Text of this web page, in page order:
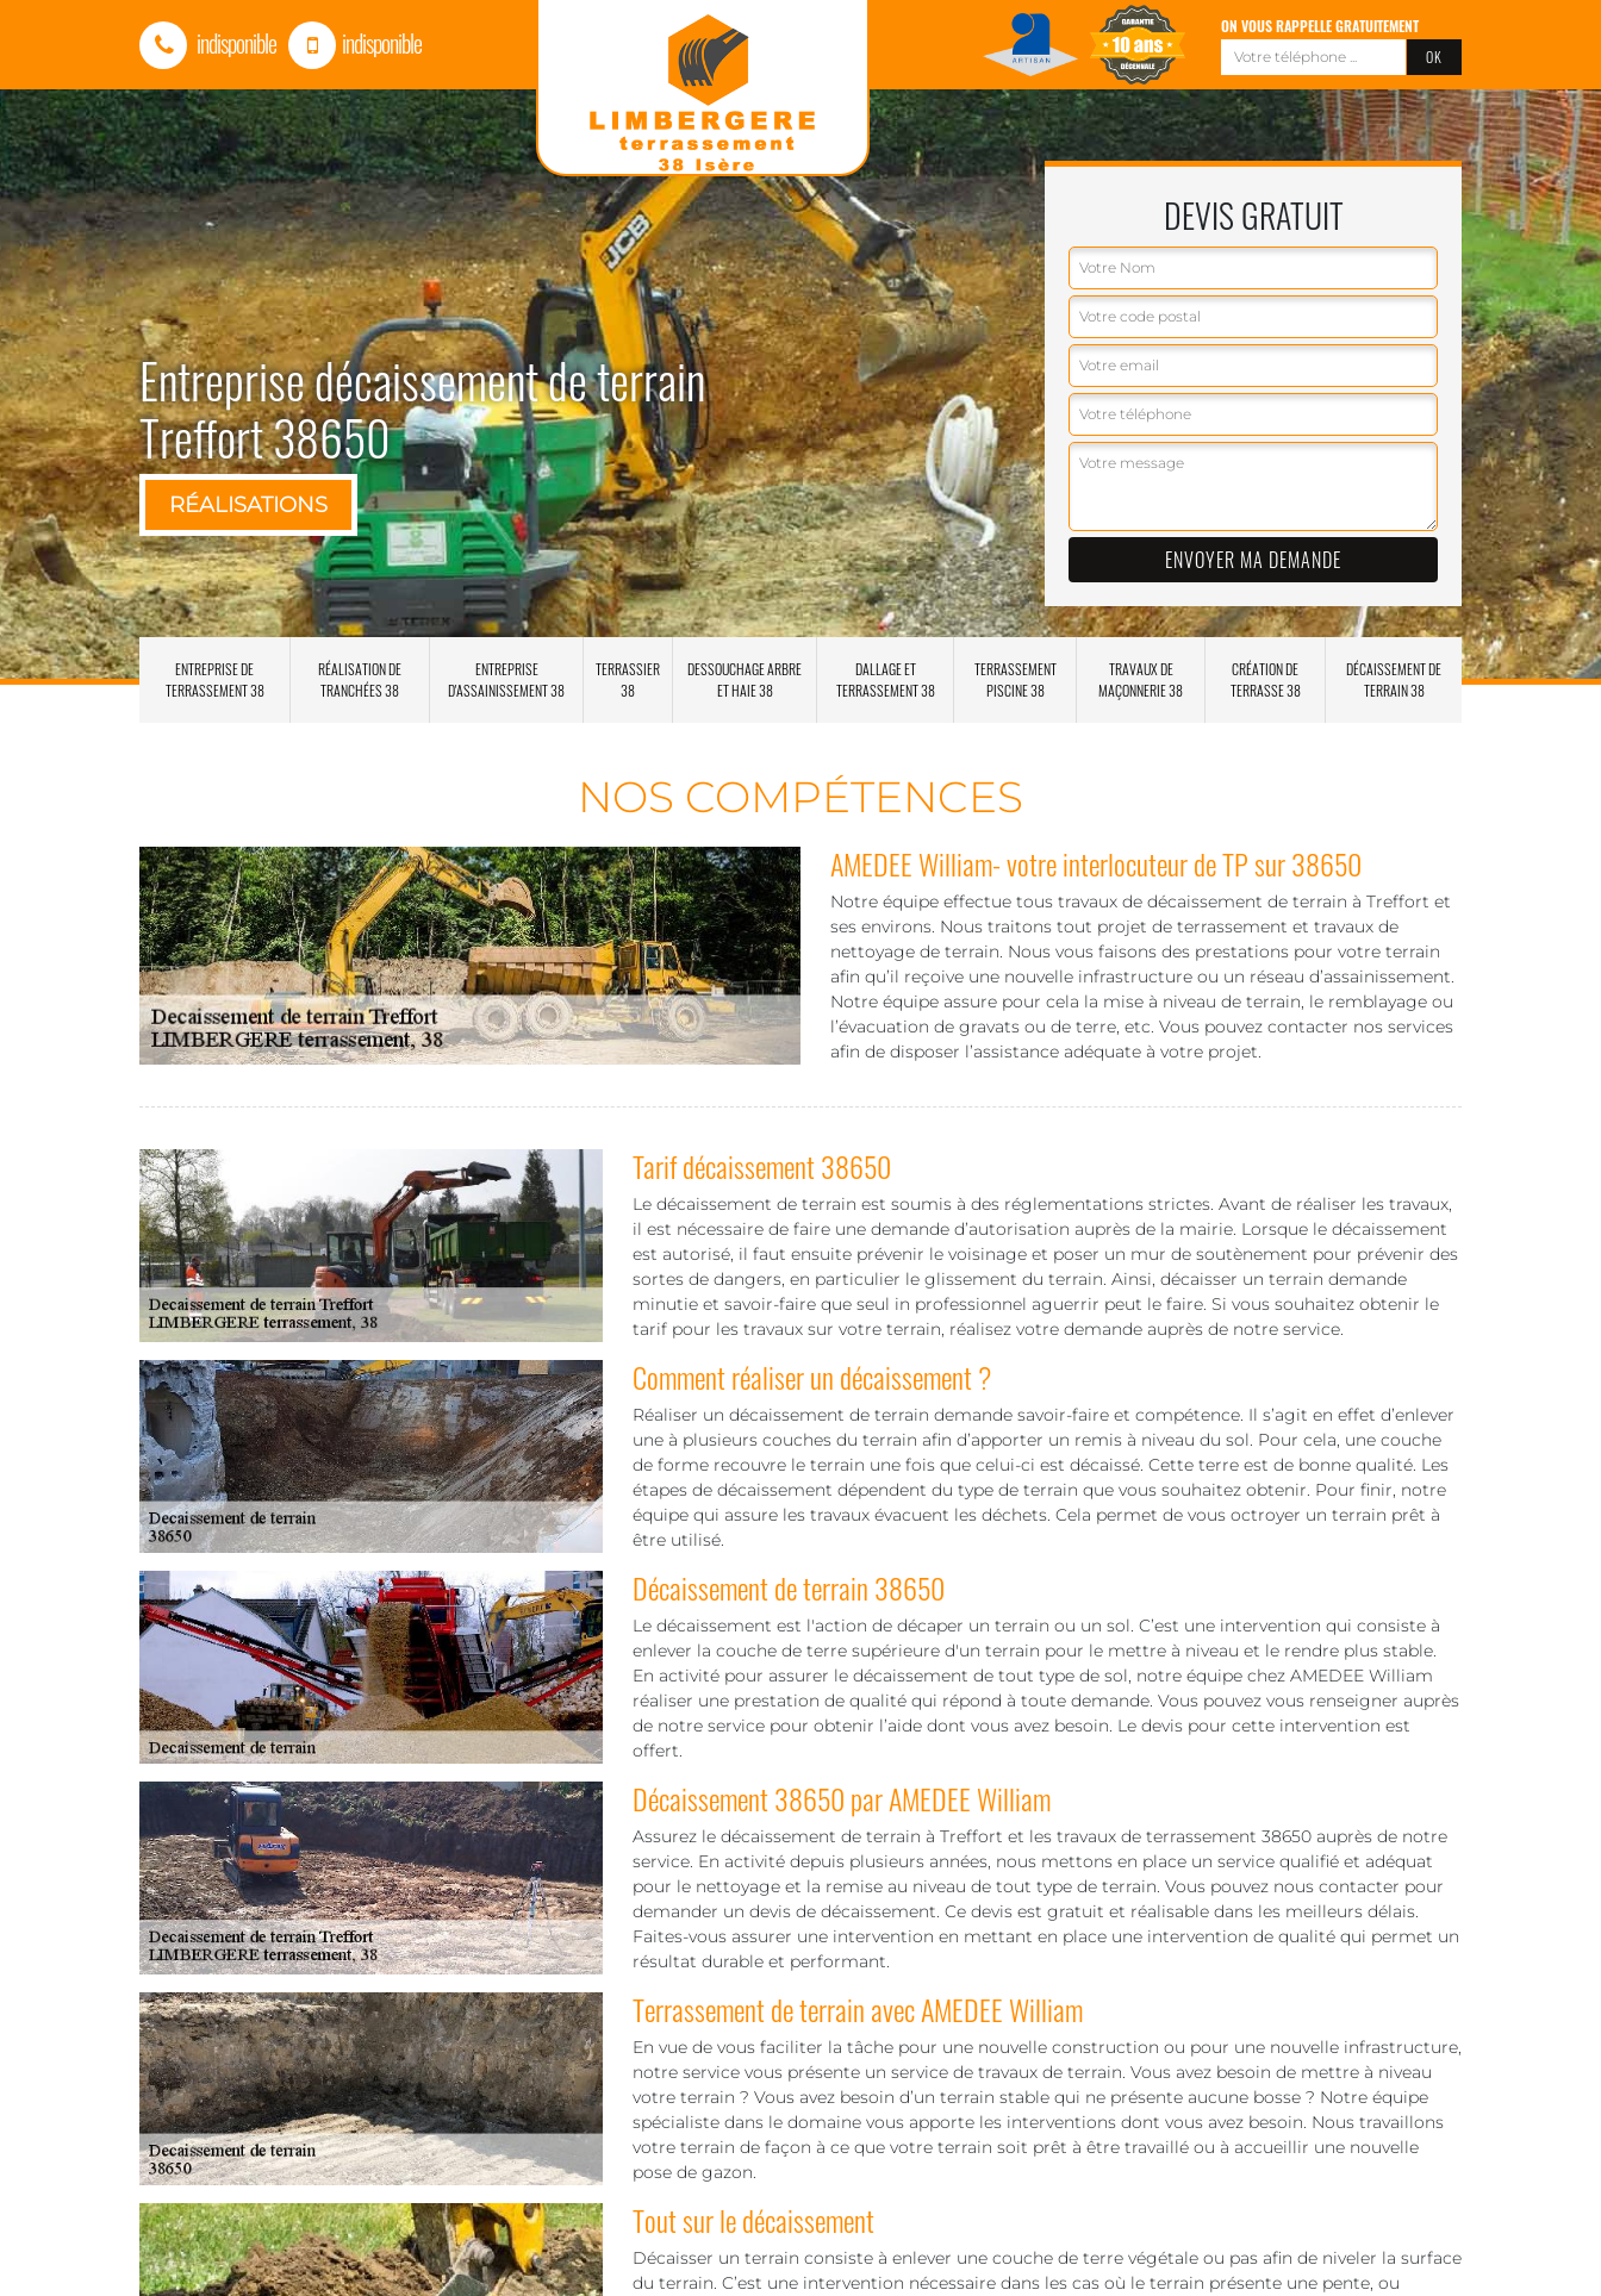
indisponible indisponible ON VOUS RAPPELLE GRATUITEMENT
Entreprise décaissement de terrain
Treffort 38650
RÉALISATIONS
DEVIS GRATUIT
ENTREPRISE DE
TERRASSEMENT 38
RÉALISATION DE
TRANCHÉES 38
ENTREPRISE
D'ASSAINISSEMENT 38
TERRASSIER
38
DESSOUCHAGE ARBRE
ET HAIE 38
DALLAGE ET
TERRASSEMENT 38
TERRASSEMENT
PISCINE 38
TRAVAUX DE
MAÇONNERIE 38
CRÉATION DE
TERRASSE 38
DÉCAISSEMENT DE
TERRAIN 38
NOS COMPÉTENCES
AMEDEE William- votre interlocuteur de TP sur 38650
Notre équipe effectue tous travaux de décaissement de terrain à Treffort et
ses environs. Nous traitons tout projet de terrassement et travaux de
nettoyage de terrain. Nous vous faisons des prestations pour votre terrain
afin qu’il reçoive une nouvelle infrastructure ou un réseau d’assainissement.
Notre équipe assure pour cela la mise à niveau de terrain, le remblayage ou
l’évacuation de gravats ou de terre, etc. Vous pouvez contacter nos services
afin de disposer l’assistance adéquate à votre projet.
Tarif décaissement 38650
Le décaissement de terrain est soumis à des réglementations strictes. Avant de réaliser les travaux,
il est nécessaire de faire une demande d’autorisation auprès de la mairie. Lorsque le décaissement
est autorisé, il faut ensuite prévenir le voisinage et poser un mur de soutènement pour prévenir des
sortes de dangers, en particulier le glissement du terrain. Ainsi, décaisser un terrain demande
minutie et savoir-faire que seul in professionnel aguerrir peut le faire. Si vous souhaitez obtenir le
tarif pour les travaux sur votre terrain, réalisez votre demande auprès de notre service.
Comment réaliser un décaissement ?
Réaliser un décaissement de terrain demande savoir-faire et compétence. Il s’agit en effet d’enlever
une à plusieurs couches du terrain afin d’apporter un remis à niveau du sol. Pour cela, une couche
de forme recouvre le terrain une fois que celui-ci est décaissé. Cette terre est de bonne qualité. Les
étapes de décaissement dépendent du type de terrain que vous souhaitez obtenir. Pour finir, notre
équipe qui assure les travaux évacuent les déchets. Cela permet de vous octroyer un terrain prêt à
être utilisé.
Décaissement de terrain 38650
Le décaissement est l'action de décaper un terrain ou un sol. C’est une intervention qui consiste à
enlever la couche de terre supérieure d'un terrain pour le mettre à niveau et le rendre plus stable.
En activité pour assurer le décaissement de tout type de sol, notre équipe chez AMEDEE William
réaliser une prestation de qualité qui répond à toute demande. Vous pouvez vous renseigner auprès
de notre service pour obtenir l’aide dont vous avez besoin. Le devis pour cette intervention est
offert.
Décaissement 38650 par AMEDEE William
Assurez le décaissement de terrain à Treffort et les travaux de terrassement 38650 auprès de notre
service. En activité depuis plusieurs années, nous mettons en place un service qualifié et adéquat
pour le nettoyage et la remise au niveau de tout type de terrain. Vous pouvez nous contacter pour
demander un devis de décaissement. Ce devis est gratuit et réalisable dans les meilleurs délais.
Faites-vous assurer une intervention en mettant en place une intervention de qualité qui permet un
résultat durable et performant.
Terrassement de terrain avec AMEDEE William
En vue de vous faciliter la tâche pour une nouvelle construction ou pour une nouvelle infrastructure,
notre service vous présente un service de travaux de terrain. Vous avez besoin de mettre à niveau
votre terrain ? Vous avez besoin d’un terrain stable qui ne présente aucune bosse ? Notre équipe
spécialiste dans le domaine vous apporte les interventions dont vous avez besoin. Nous travaillons
votre terrain de façon à ce que votre terrain soit prêt à être travaillé ou à accueillir une nouvelle
pose de gazon.
Tout sur le décaissement
Décaisser un terrain consiste à enlever une couche de terre végétale ou pas afin de niveler la surface
du terrain. C’est une intervention nécessaire dans les cas où le terrain présente une pente, ou